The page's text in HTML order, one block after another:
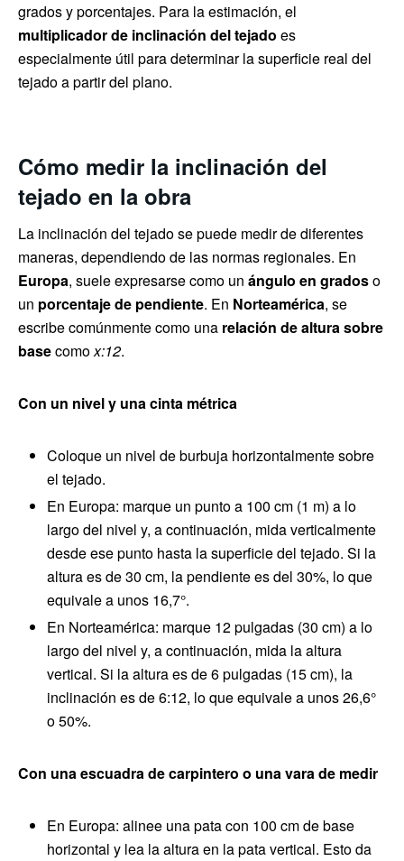
grados y porcentajes. Para la estimación, el
multiplicador de inclinación del tejado es
especialmente útil para determinar la superficie real del
tejado a partir del plano.
Cómo medir la inclinación del
tejado en la obra
La inclinación del tejado se puede medir de diferentes
maneras, dependiendo de las normas regionales. En
Europa, suele expresarse como un ángulo en gradoso
un porcentaje de pendiente. En Norteamérica, se
escribe comúnmente como una relación de altura sobre
basecomox:12.
Con un nivel y una cinta métrica
Coloque un nivel de burbuja horizontalmente sobre
el tejado.
En Europa: marque un punto a 100 cm (1 m) a lo
largo del nivel y, a continuación, mida verticalmente
desde ese punto hasta la superficie del tejado. Si la
altura es de 30 cm, la pendiente es del 30%, lo que
equivale a unos 16,7°.
En Norteamérica: marque 12 pulgadas (30 cm) a lo
largo del nivel y, a continuación, mida la altura
vertical. Si la altura es de 6 pulgadas (15 cm), la
inclinación es de 6:12, lo que equivale a unos 26,6°
o 50%.
Con una escuadra de carpintero o una vara de medir
En Europa: alinee una pata con 100 cm de base
horizontal y lea la altura en la pata vertical. Esto da